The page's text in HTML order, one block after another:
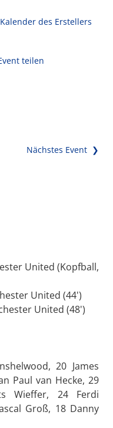
Kalender des Erstellers
teilen
Nächstes Event ❯
United (Kopfball,
United (44')
United (48')
20 James
Paul van Hecke, 29
Wieffer, 24 Ferdi
Groß, 18 Danny